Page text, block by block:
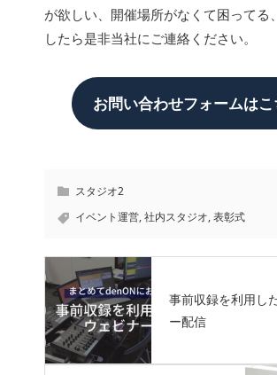
が欲しい、開催場所がなくて困ってる
したら是非当社にご連絡ください。
お問い合わせフォームはこ
スタジオ2
イベント運営,社内スタジオ,表彰式
事前収録を利用し
ー配信